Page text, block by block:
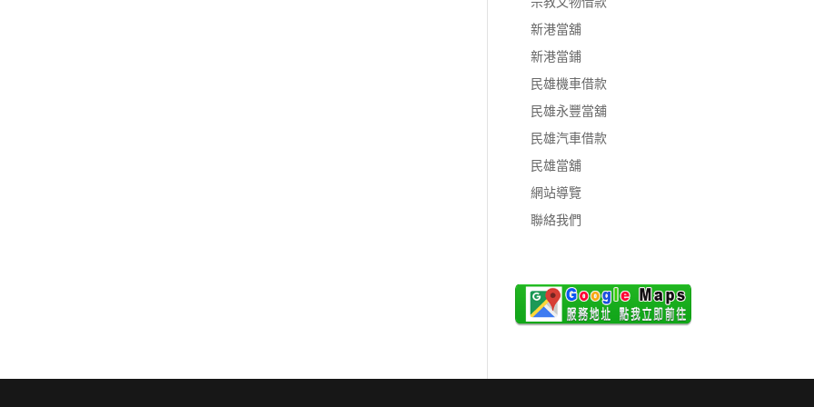
新港當舖
新港當鋪
民雄機車借款
民雄永豐當舖
民雄汽車借款
民雄當舖
網站導覽
聯絡我們